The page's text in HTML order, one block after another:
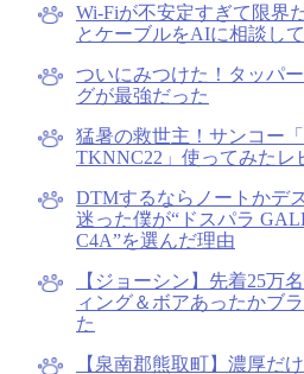
Wi-Fiが不安定すぎて限界
とケーブルをAIに相談し
ついにみつけた！タッパ
グが最強だった
猛暑の救世主！サンコー
TKNNC22」使ってみたレ
DTMするならノートかデ
迷った僕が“ドスパラ
C4A”を選んだ理由
【ジョーシン】先着25万
ィング＆ボアあったかブ
た
【泉南郡熊取町】濃厚だ